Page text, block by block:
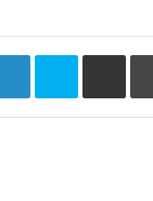
Linkedin Skype